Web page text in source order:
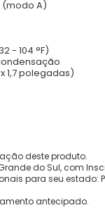
(modo A)
- 104 °F)
1,7 polegadas)
deste produto.
do Sul, com
para seu estado:
antecipado.